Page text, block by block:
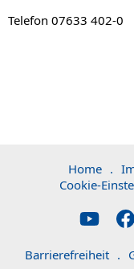
Telefon 07633 402-0
Home .
Cookie-
Barrierefreiheit .